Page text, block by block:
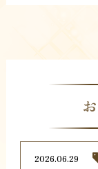
2026.06.29